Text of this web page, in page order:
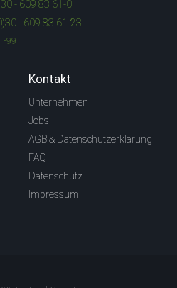
- 609 83 61-0
- 609 83 61-23
99
Kontakt
Unternehmen
Jobs
AGB & Datenschutzerklärung
FAQ
Datenschutz
Impressum